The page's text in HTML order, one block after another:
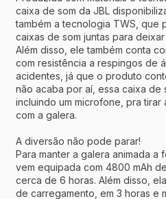
caixa de som da JBL
também a tecnologia TWS, que
caixas de som juntas para
Além disso, ele também conta
com resistência a respingos de
acidentes, já que o produto
não acaba por aí, essa caixa de
incluindo um microfone, pra
com a galera.
A diversão não pode parar!
Para manter a galera animada a
vem equipada com 4800 mAh
cerca de 6 horas. Além disso,
de carregamento, em 3 horas e